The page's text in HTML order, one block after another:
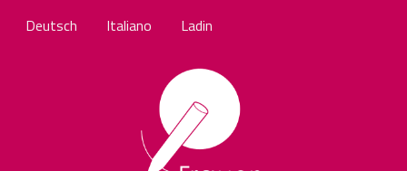
Deutsch Italiano Ladin